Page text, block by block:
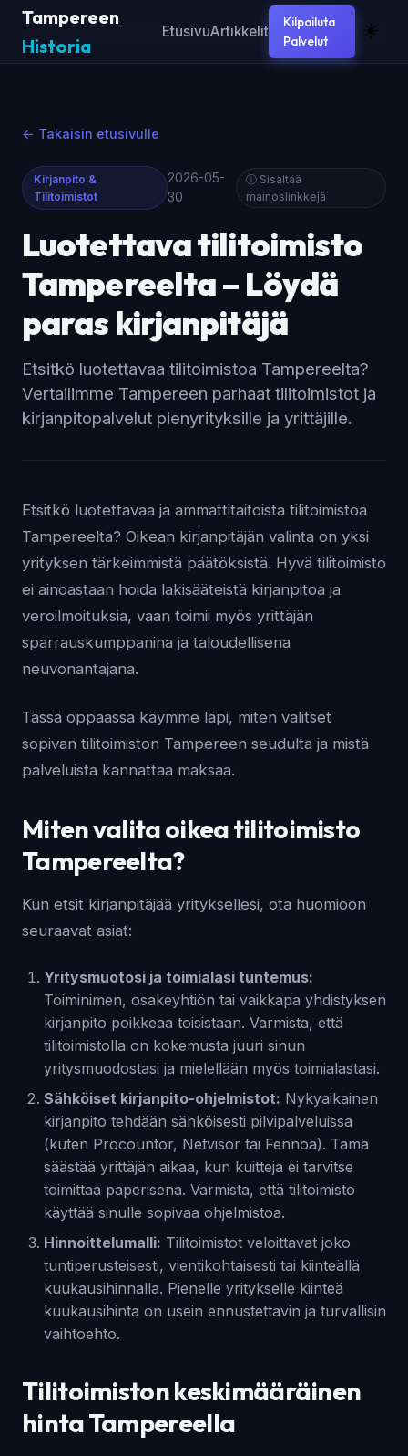
Tampereen
Historia
EtusivuArtikkelit
Kilpailuta
Palvelut
☀️
← Takaisin etusivulle
Kirjanpito &
Tilitoimistot
2026-05-
30
ⓘ Sisältää
mainoslinkkejä
Luotettava tilitoimisto
Tampereelta – Löydä
paras kirjanpitäjä
Etsitkö luotettavaa tilitoimistoa Tampereelta?
Vertailimme Tampereen parhaat tilitoimistot ja
kirjanpitopalvelut pienyrityksille ja yrittäjille.
Etsitkö luotettavaa ja ammattitaitoista tilitoimistoa
Tampereelta? Oikean kirjanpitäjän valinta on yksi
yrityksen tärkeimmistä päätöksistä. Hyvä tilitoimisto
ei ainoastaan hoida lakisääteistä kirjanpitoa ja
veroilmoituksia, vaan toimii myös yrittäjän
sparrauskumppanina ja taloudellisena
neuvonantajana.
Tässä oppaassa käymme läpi, miten valitset
sopivan tilitoimiston Tampereen seudulta ja mistä
palveluista kannattaa maksaa.
Miten valita oikea tilitoimisto
Tampereelta?
Kun etsit kirjanpitäjää yrityksellesi, ota huomioon
seuraavat asiat:
Yritysmuotosi ja toimialasi tuntemus:
Toiminimen, osakeyhtiön tai vaikkapa yhdistyksen
kirjanpito poikkeaa toisistaan. Varmista, että
tilitoimistolla on kokemusta juuri sinun
yritysmuodostasi ja mielellään myös toimialastasi.
Sähköiset kirjanpito-ohjelmistot: Nykyaikainen
kirjanpito tehdään sähköisesti pilvipalveluissa
(kuten Procountor, Netvisor tai Fennoa). Tämä
säästää yrittäjän aikaa, kun kuitteja ei tarvitse
toimittaa paperisena. Varmista, että tilitoimisto
käyttää sinulle sopivaa ohjelmistoa.
Hinnoittelumalli: Tilitoimistot veloittavat joko
tuntiperusteisesti, vientikohtaisesti tai kiinteällä
kuukausihinnalla. Pienelle yritykselle kiinteä
kuukausihinta on usein ennustettavin ja turvallisin
vaihtoehto.
Tilitoimiston keskimääräinen
hinta Tampereella